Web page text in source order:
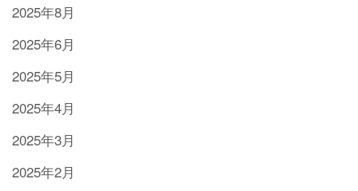
2025年8月
2025年6月
2025年5月
2025年4月
2025年3月
2025年2月